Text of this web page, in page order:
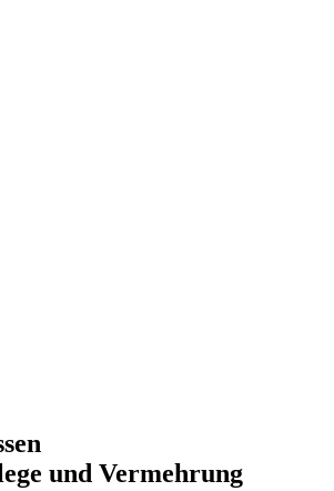
und Vermehrung